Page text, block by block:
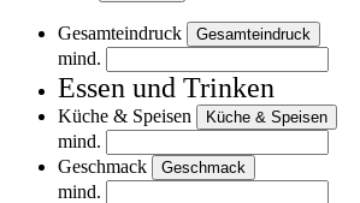
Gesamteindruck Gesamteindruck
mind.
Essen und Trinken
Küche & Speisen Küche & Speisen
mind.
Geschmack
Geschmack
mind.